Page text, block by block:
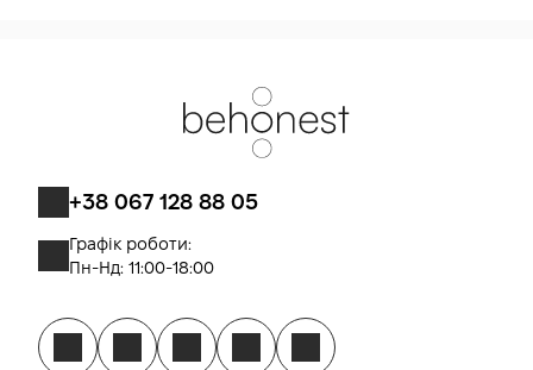
+38 067 128 88 05
Графік роботи:
Пн-Нд: 11:00-18:00